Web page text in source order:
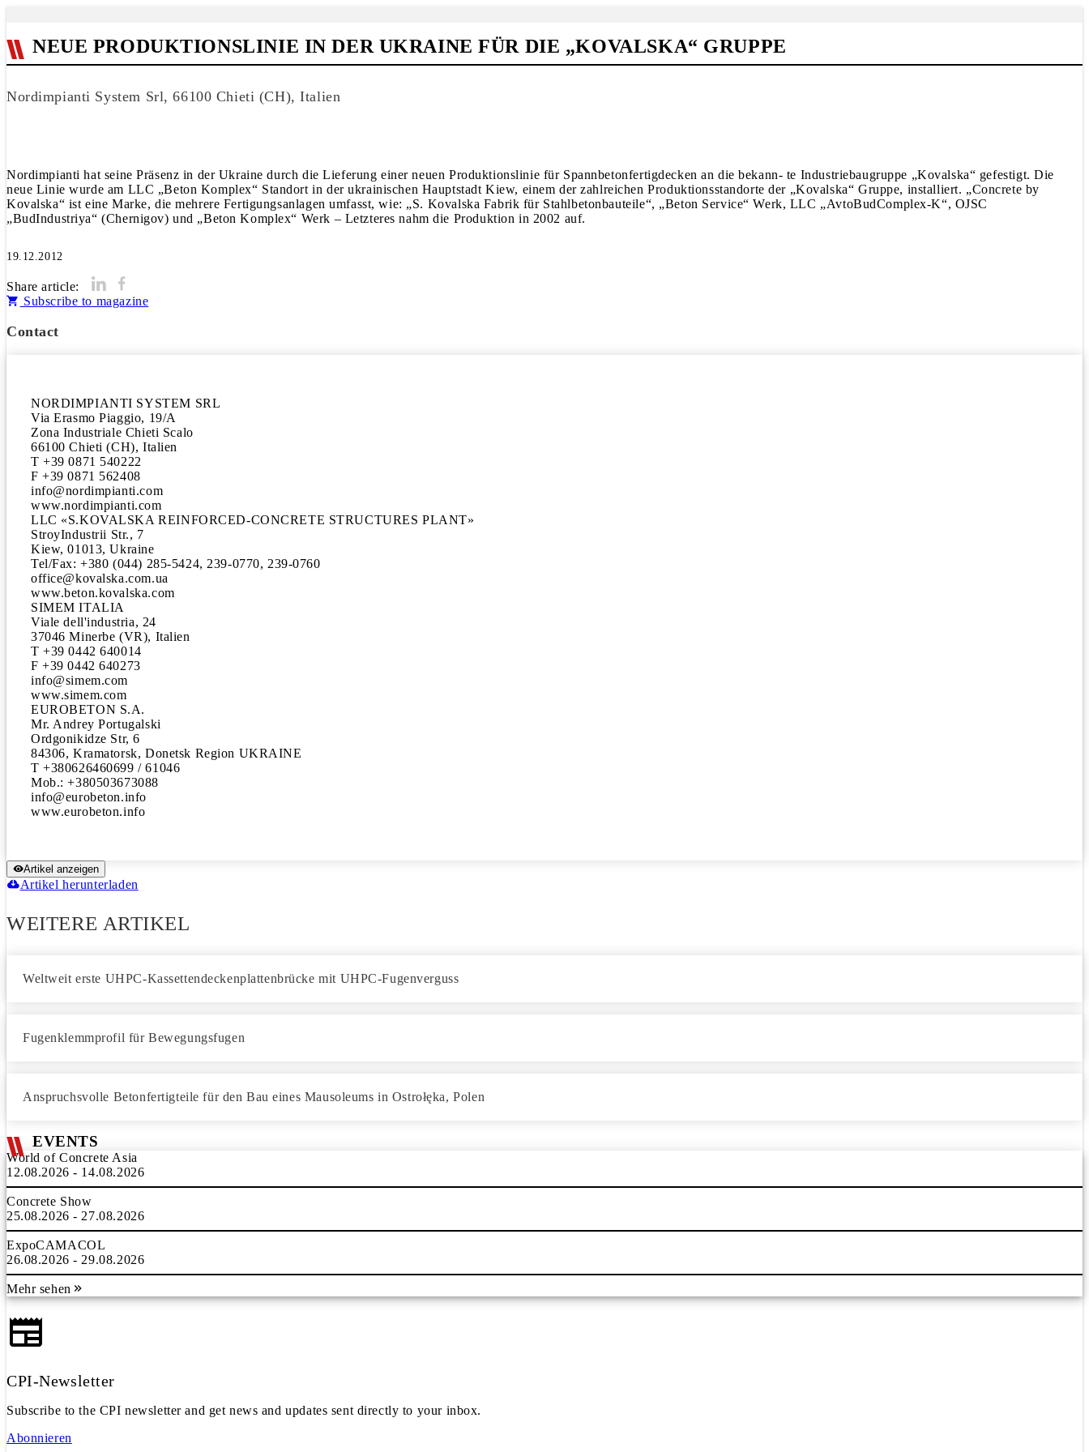
NEUE PRODUKTIONSLINIE IN DER UKRAINE FÜR DIE „KOVALSKA“ GRUPPE
Nordimpianti System Srl, 66100 Chieti (CH), Italien
Nordimpianti hat seine Präsenz in der Ukraine durch die Lieferung einer neuen Produktionslinie für Spannbetonfertigdecken an die bekann- te Industriebaugruppe „Kovalska“ gefestigt. Die
neue Linie wurde am LLC „Beton Komplex“ Standort in der ukrainischen Hauptstadt Kiew, einem der zahlreichen Produktionsstandorte der „Kovalska“ Gruppe, installiert. „Concrete by
Kovalska“ ist eine Marke, die mehrere Fertigungsanlagen umfasst, wie: „S. Kovalska Fabrik für Stahlbetonbauteile“, „Beton Service“ Werk, LLC „AvtoBudComplex-K“, OJSC
„BudIndustriya“ (Chernigov) und „Beton Komplex“ Werk – Letzteres nahm die Produktion in 2002 auf.
19.12.2012
Share article:
Subscribe to magazine
Contact
NORDIMPIANTI SYSTEM SRL
Via Erasmo Piaggio, 19/A
Zona Industriale Chieti Scalo
66100 Chieti (CH), Italien
T +39 0871 540222
F +39 0871 562408
info@nordimpianti.com
www.nordimpianti.com
LLC «S.KOVALSKA REINFORCED-CONCRETE STRUCTURES PLANT»
StroyIndustrii Str., 7
Kiew, 01013, Ukraine
Tel/Fax: +380 (044) 285-5424, 239-0770, 239-0760
office@kovalska.com.ua
www.beton.kovalska.com
SIMEM ITALIA
Viale dell'industria, 24
37046 Minerbe (VR), Italien
T +39 0442 640014
F +39 0442 640273
info@simem.com
www.simem.com
EUROBETON S.A.
Mr. Andrey Portugalski
Ordgonikidze Str, 6
84306, Kramatorsk, Donetsk Region UKRAINE
T +380626460699 / 61046
Mob.: +380503673088
info@eurobeton.info
Artikel anzeigen
Artikel herunterladen
WEITERE ARTIKEL
Weltweit erste UHPC-Kassettendeckenplattenbrücke mit UHPC-Fugenverguss
Fugenklemmprofil für Bewegungsfugen
Anspruchsvolle Betonfertigteile für den Bau eines Mausoleums in Ostrołęka, Polen
EVENTS
World of Concrete Asia
12.08.2026 - 14.08.2026
Concrete Show
25.08.2026 - 27.08.2026
ExpoCAMACOL
26.08.2026 - 29.08.2026
Mehr sehen
CPI-Newsletter
Subscribe to the CPI newsletter and get news and updates sent directly to your inbox.
Abonnieren